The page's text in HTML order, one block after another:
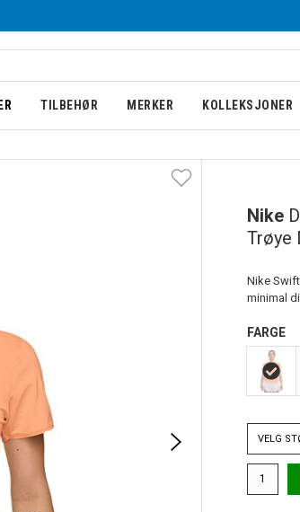
TILBEHØR MERKER KOLLEKSJONER
Nike
Trøye
Nike
minimal
FARGE
VELG